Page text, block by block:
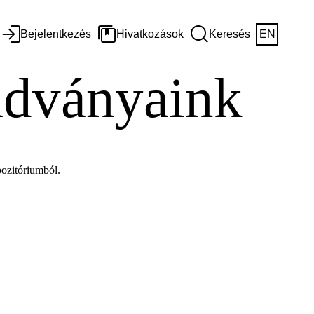
Bejelentkezés Hivatkozások Keresés EN